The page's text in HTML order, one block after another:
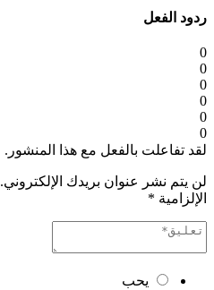
ردود الفعل
0
0
0
0
0
0
لقد تفاعلت بالفعل مع هذا المنشور.
لن يتم نشر عنوان بريدك الإلكتروني.
الإلزامية *
يحب